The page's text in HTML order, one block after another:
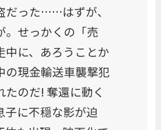
だった……はずが、
。せっかくの「売
中に、あろうことか
の現金輸送車襲撃犯
たのだ! 奪還に動く
子に不穏な影が迫